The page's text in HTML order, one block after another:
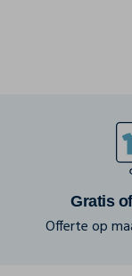
Gratis
Offerte op